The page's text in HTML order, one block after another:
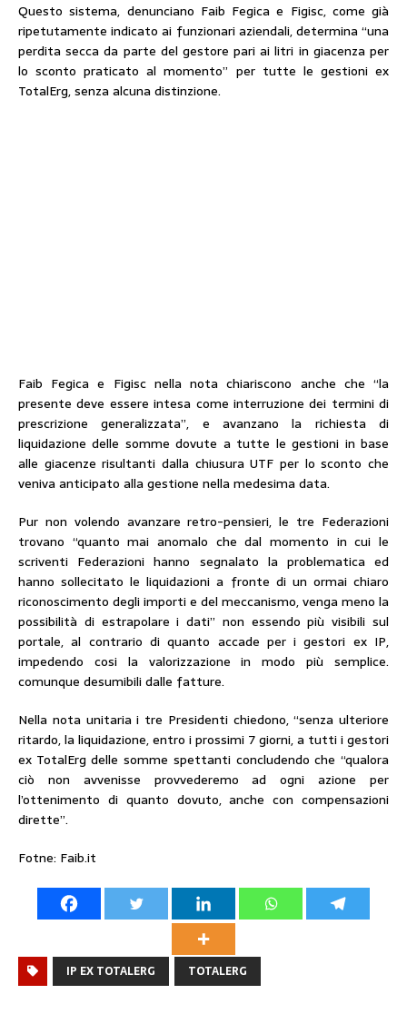
Questo sistema, denunciano Faib Fegica e Figisc, come già
ripetutamente indicato ai funzionari aziendali, determina “una
perdita secca da parte del gestore pari ai litri in giacenza per
lo sconto praticato al momento” per tutte le gestioni ex
TotalErg, senza alcuna distinzione.
Faib Fegica e Figisc nella nota chiariscono anche che “la
presente deve essere intesa come interruzione dei termini di
prescrizione generalizzata”, e avanzano la richiesta di
liquidazione delle somme dovute a tutte le gestioni in base
alle giacenze risultanti dalla chiusura UTF per lo sconto che
veniva anticipato alla gestione nella medesima data.
Pur non volendo avanzare retro-pensieri, le tre Federazioni
trovano “quanto mai anomalo che dal momento in cui le
scriventi Federazioni hanno segnalato la problematica ed
hanno sollecitato le liquidazioni a fronte di un ormai chiaro
riconoscimento degli importi e del meccanismo, venga meno la
possibilità di estrapolare i dati” non essendo più visibili sul
portale, al contrario di quanto accade per i gestori ex IP,
impedendo cosi la valorizzazione in modo più semplice.
comunque desumibili dalle fatture.
Nella nota unitaria i tre Presidenti chiedono, “senza ulteriore
ritardo, la liquidazione, entro i prossimi 7 giorni, a tutti i gestori
ex TotalErg delle somme spettanti concludendo che “qualora
ciò non avvenisse provvederemo ad ogni azione per
l’ottenimento di quanto dovuto, anche con compensazioni
dirette”.
Fotne: Faib.it
IP EX TOTALERG TOTALERG